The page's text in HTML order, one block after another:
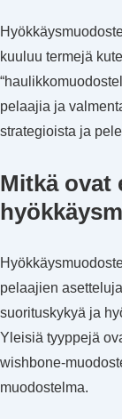
kuuluu termejä
pelaajia ja
strategioista ja
Mitkä ovat
pelaajien
suorituskykyä ja
Yleisiä tyyppejä
wishbone-
muodostelma.